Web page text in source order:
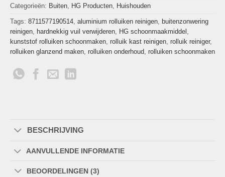
Categorieën: Buiten HG Producten Huishouden
Tags: 8711577190514 aluminium rolluiken reinigen
buitenzonwering
reinigen
hardnekkig vuil verwijderen HG schoonmaakmiddel
kunststof rolluiken schoonmaken rolluik kast reinigen rolluik reiniger,
rolluiken glanzend maken rolluiken onderhoud rolluiken schoonmaken
BESCHRIJVING
AANVULLENDE INFORMATIE
BEOORDELINGEN (3)